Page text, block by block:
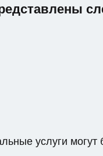
услуги могут